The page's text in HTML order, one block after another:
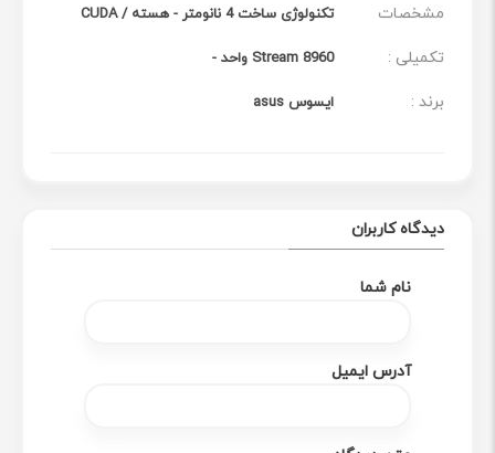
مشخصات
تکمیلی :
تکنولوژی ساخت 4 نانومتر - هسته CUDA /
Stream 8960 واحد -
برند : ایسوس asus
دیدگاه کاربران
نام شما
آدرس ایمیل